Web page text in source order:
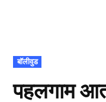
POSTED
IN
बॉलीवुड
पहलगाम